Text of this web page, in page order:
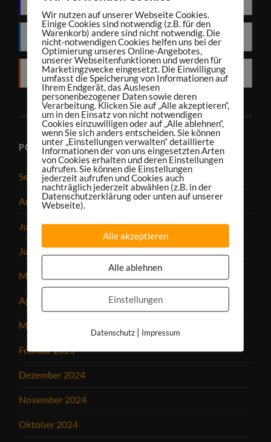
Deezer
RSS
PODCAST-ARCHIV
September 2025
August 2025
Juli 2025
Juni 2025
Mai 2025
April 2025
März 2025
Februar 2025
Dezember 2024
November 2024
Oktober 2024
Wir nutzen auf unserer Webseite Cookies.
Einige Cookies sind notwendig (z.B. für den
Warenkorb) andere sind nicht notwendig. Die
nicht-notwendigen Cookies helfen uns bei der
Optimierung unseres Online-Angebotes,
unserer Webseitenfunktionen und werden für
Marketingzwecke eingesetzt. Die Einwilligung
umfasst die Speicherung von Informationen auf
Ihrem Endgerät, das Auslesen
personenbezogener Daten sowie deren
Verarbeitung. Klicken Sie auf „Alle akzeptieren“,
um in den Einsatz von nicht notwendigen
Cookies einzuwilligen oder auf „Alle ablehnen“,
wenn Sie sich anders entscheiden. Sie können
unter „Einstellungen verwalten“ detaillierte
Informationen der von uns eingesetzten Arten
von Cookies erhalten und deren Einstellungen
aufrufen. Sie können die Einstellungen
jederzeit aufrufen und Cookies auch
nachträglich jederzeit abwählen (z.B. in der
Datenschutzerklärung oder unten auf unserer
Webseite).
Alle akzeptieren
Alle ablehnen
Einstellungen
Datenschutz| Impressum